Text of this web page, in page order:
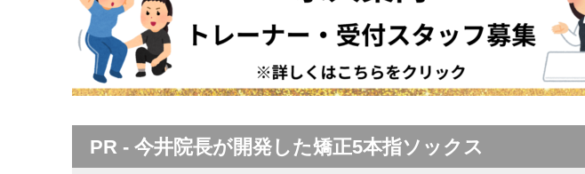
PR - 今井院長が開発した矯正5本指ソックス